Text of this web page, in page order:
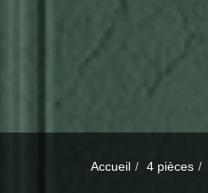
Accueil 4 pièces